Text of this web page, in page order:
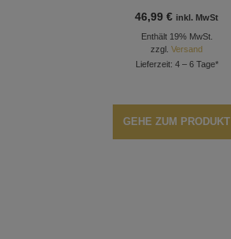
46,99€ inkl. MwSt
Enthält 19% MwSt.
zzgl.Versand
Lieferzeit: 4 – 6 Tage*
GEHE ZUM PRODUKT